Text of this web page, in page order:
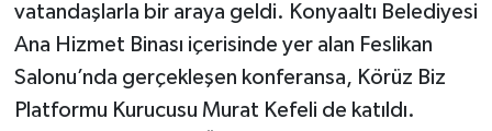
vatandaşlarla bir araya geldi. Konyaaltı Belediyesi
Ana Hizmet Binası içerisinde yer alan Feslikan
Salonu’nda gerçekleşen konferansa, Körüz Biz
Platformu Kurucusu Murat Kefeli de katıldı.